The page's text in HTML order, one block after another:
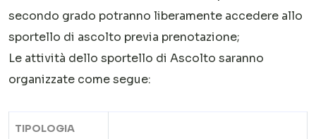
secondo grado potranno liberamente accedere allo
sportello di ascolto previa prenotazione;
Le attività dello sportello di Ascolto saranno
organizzate come segue:
TIPOLOGIA